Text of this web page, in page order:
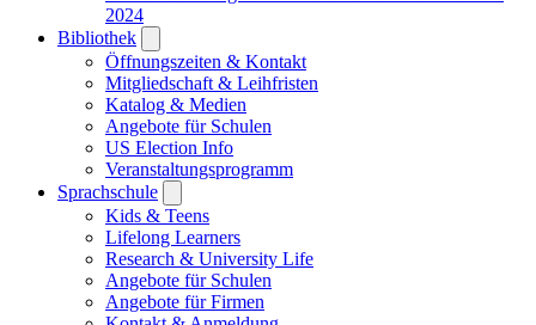
2024
Bibliothek
submenu
Öffnungszeiten & Kontakt
Mitgliedschaft & Leihfristen
Katalog & Medien
Angebote für Schulen
US Election Info
Veranstaltungsprogramm
Sprachschule
submenu
Kids & Teens
Lifelong Learners
Research & University Life
Angebote für Schulen
Angebote für Firmen